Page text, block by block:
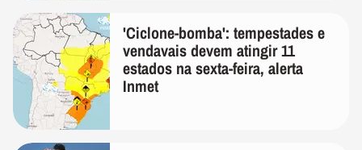
'Ciclone-bomba': tempestades e
vendavais devem atingir 11
estados na sexta-feira, alerta
Inmet